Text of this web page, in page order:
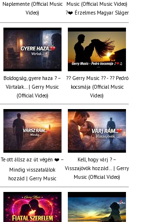
Naplemente (Official Music
Video)
Music (Official Music Video)
?️❤️ Érzelmes Magyar Sláger
Boldogság, gyere haza ? –
Vártalak… | Gerry Music
(Official Video)
?? Gerry Music ?? - ?? Pedró
kocsmája (Official Music
Video)
Te ott állsz az út végén ❤️ –
Mindig visszatalálok
hozzád | Gerry Music
Kell, hogy várj ? –
Visszajövök hozzád… | Gerry
Music (Official Video)